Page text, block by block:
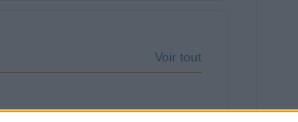
Voir tout